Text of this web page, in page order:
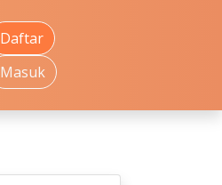
Daftar
Masuk